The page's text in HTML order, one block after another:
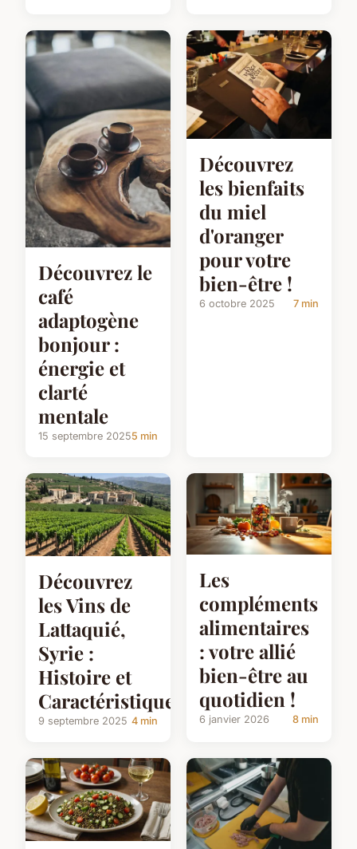
Découvrez le
café
adaptogène
bonjour :
énergie et
clarté
mentale
15 septembre 20255 min
Découvrez
les bienfaits
du miel
d'oranger
pour votre
bien-être !
6 octobre 2025 7 min
Découvrez
les Vins de
Lattaquié,
Syrie :
Histoire et
Caractéristiques
9 septembre 2025 4 min
Les
compléments
alimentaires
: votre allié
bien-être au
quotidien !
6 janvier 2026 8 min